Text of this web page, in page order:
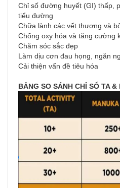
Chỉ số đường huyết (GI) thấp,
tiểu đường
Chữa lành các vết thương và
Chống oxy hóa và tăng cường
Chăm sóc sắc đẹp
Làm dịu cơn đau họng, ngăn
Cải thiện vấn đề tiêu hóa
BẢNG SO SÁNH CHỈ SỐ TA &